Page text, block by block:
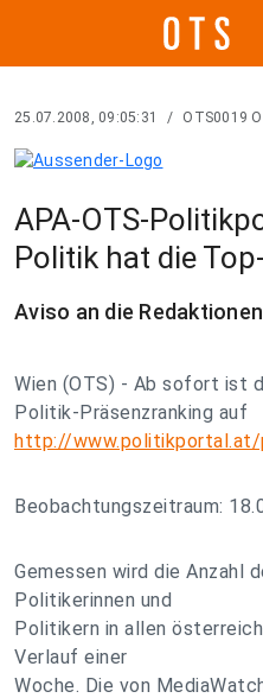
25.07.2008, 09:05:31 / OTS0019
APA-OTS-
Politik hat die
Aviso an die Redaktionen
Wien (OTS) - Ab sofort ist
Politik-Präsenzranking auf
http://www.politikportal.at/
Beobachtungszeitraum:
Gemessen wird die Anzahl
Politikerinnen und
Politikern in allen
Verlauf einer
Woche. Die von